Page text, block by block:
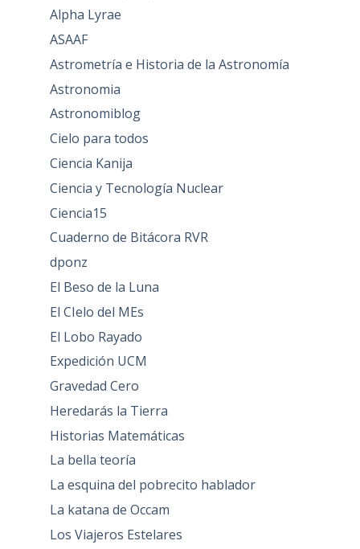
Alpha Lyrae
ASAAF
Astrometría e Historia de la Astronomía
Astronomia
Astronomiblog
Cielo para todos
Ciencia Kanija
Ciencia y Tecnología Nuclear
Ciencia15
Cuaderno de Bitácora RVR
dponz
El Beso de la Luna
El CIelo del MEs
El Lobo Rayado
Expedición UCM
Gravedad Cero
Heredarás la Tierra
Historias Matemáticas
La bella teoría
La esquina del pobrecito hablador
La katana de Occam
Los Viajeros Estelares